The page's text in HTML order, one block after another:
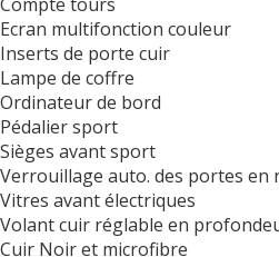
Ecran multifonction couleur
Inserts de porte cuir
Lampe de coffre
Ordinateur de bord
Pédalier sport
Sièges avant sport
Verrouillage auto. des portes en
Vitres avant électriques
Volant cuir réglable en
Cuir Noir et microfibre